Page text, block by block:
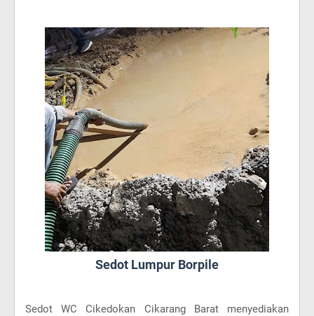
Sedot Lumpur Borpile
Sedot WC Cikedokan Cikarang Barat menyediakan